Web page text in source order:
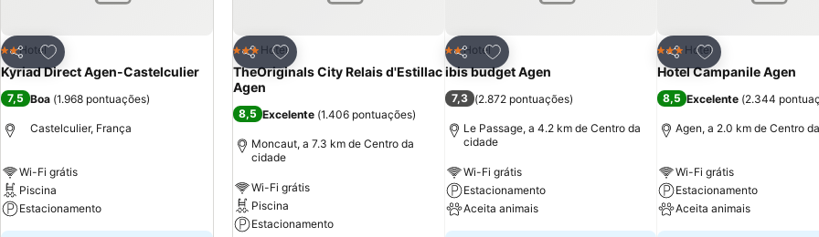
Partilhar
Adicionar aos favoritos
2 Estrelas
Hotel
Kyriad Direct Agen-Castelculier
7,5 Boa (1.968 pontuações)
Castelculier, França
Wi-Fi grátis
Piscina
Estacionamento
Partilhar
Adicionar aos favoritos
3 Estrelas
Hotel
TheOriginals City Relais d'Estillac
Agen
8,5 Excelente (1.406 pontuações)
Moncaut, a 7.3 km de Centro da
cidade
Wi-Fi grátis
Piscina
Estacionamento
Partilhar
Adicionar aos favoritos
2 Estrelas
Hotel
ibis budget Agen
7,3 (2.872 pontuações)
Le Passage, a 4.2 km de Centro da
cidade
Wi-Fi grátis
Estacionamento
Aceita animais
Partilhar
Adicionar aos
3 Estrelas
Hotel
Hotel Campanile Agen
8,5 Excelente (2.344
Agen, a 2.0 km de Centro
Wi-Fi grátis
Estacionamento
Aceita animais